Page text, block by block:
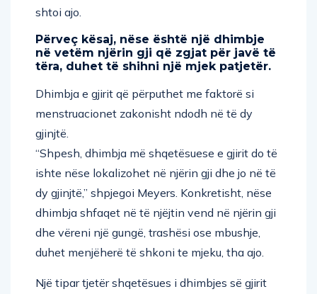
shtoi ajo.
Përveç kësaj, nëse është një dhimbje
në vetëm njërin gji që zgjat për javë të
tëra, duhet të shihni një mjek patjetër.
Dhimbja e gjirit që përputhet me faktorë si
menstruacionet zakonisht ndodh në të dy
gjinjtë.
“Shpesh, dhimbja më shqetësuese e gjirit do të
ishte nëse lokalizohet në njërin gji dhe jo në të
dy gjinjtë,” shpjegoi Meyers. Konkretisht, nëse
dhimbja shfaqet në të njëjtin vend në njërin gji
dhe vëreni një gungë, trashësi ose mbushje,
duhet menjëherë të shkoni te mjeku, tha ajo.
Një tipar tjetër shqetësues i dhimbjes së gjirit